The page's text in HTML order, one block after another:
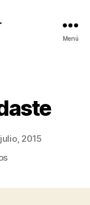
Menú
2015
en